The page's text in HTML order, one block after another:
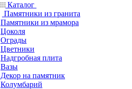
Каталог
Памятники из гранита
Памятники из мрамора
Цоколя
Ограды
Цветники
Надгробная плита
Вазы
Декор на памятник
Колумбарий